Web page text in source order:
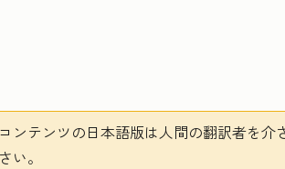
ンテンツの日本語版は人間の翻訳者を介
い。